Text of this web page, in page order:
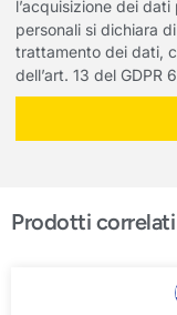
l’acquisizione dei
personali si dichiara
trattamento dei dati,
dell’art. 13 del GDPR
Prodotti correlati